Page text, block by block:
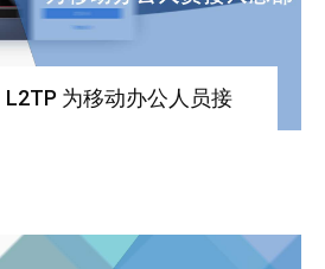
L2TP 为移动办公人员接